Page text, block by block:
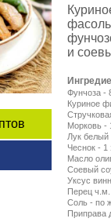
фасоль
и
Фунчоза -
Куриное
Морковь -
Лук белый
Чеснок - 1
Масло
Соевый
Уксус
Перец
Соль - по
Приправа